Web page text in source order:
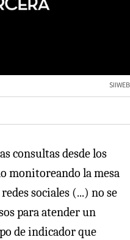
SIIWEB
consultas desde los
monitoreando la mesa
sociales (...) no se
para atender un
de indicador que